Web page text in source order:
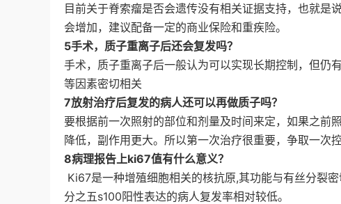
目前关于脊索瘤是否会遗传没有相关证据支持，也就
会增加，建议配备一定的商业保险和重疾险。
5手术，质子重离子后还会复发吗？
手术，质子重离子后一般认为可以实现长期控制，但仍
等因素密切相关
7放射治疗后复发的病人还可以再做质子吗？
要根据前一次照射的部位和剂量及时间来定，如果之前
降低，副作用更大。所以第一次治疗很重要，争取一次控
8病理报告上ki67值有什么意义？
Ki67是一种增殖细胞相关的核抗原,其功能与有丝分裂
分之五s100阳性表达的病人复发率相对较低。